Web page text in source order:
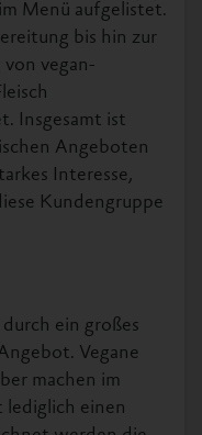
Menü aufgelistet.
bis hin zur
vegan-
Insgesamt ist
Angeboten
Interesse,
Kundengruppe
ein großes
Vegane
machen im
lediglich einen